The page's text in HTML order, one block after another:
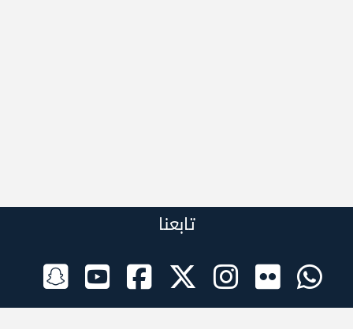
تابعنا